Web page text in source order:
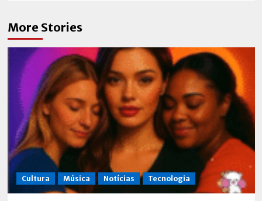
More Stories
Cultura Música Notícias Tecnologia